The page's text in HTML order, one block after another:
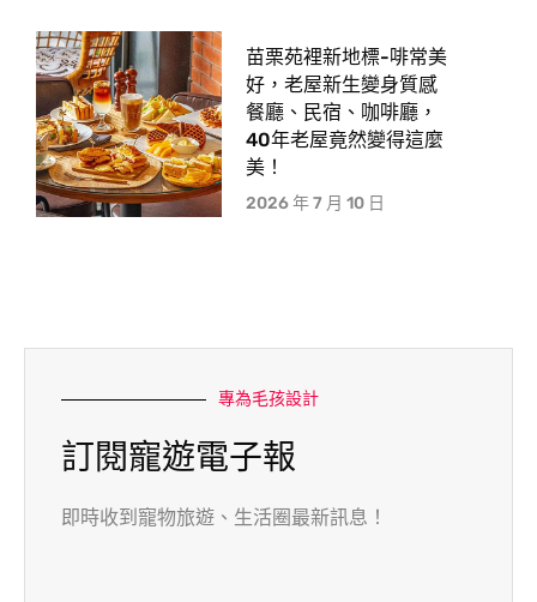
苗栗苑裡新地標-啡常美
好，老屋新生變身質感
餐廳、民宿、咖啡廳，
40年老屋竟然變得這麼
美！
2026 年 7 月 10 日
專為毛孩設計
訂閱寵遊電子報
即時收到寵物旅遊、生活圈最新訊息！